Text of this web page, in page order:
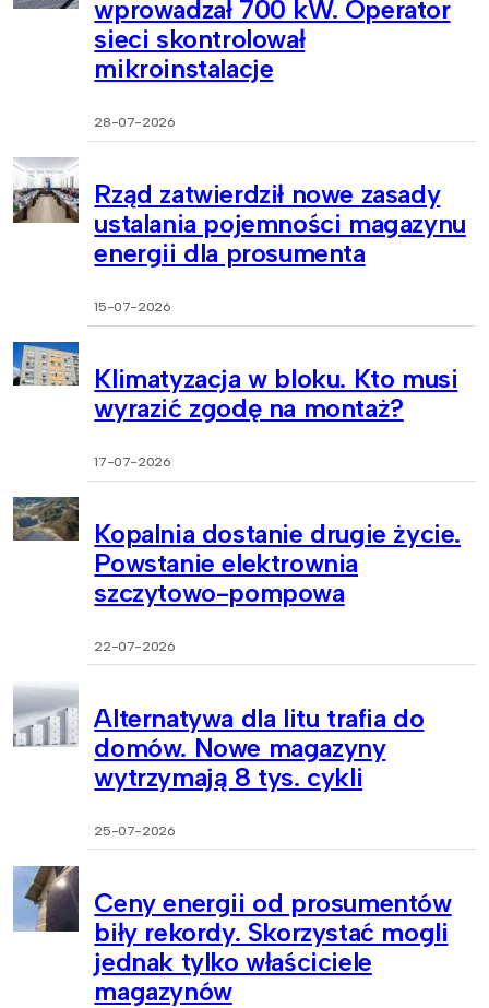
wprowadzał 700 kW. Operator
sieci skontrolował
mikroinstalacje
28-07-2026
Rząd zatwierdził nowe zasady
ustalania pojemności magazynu
energii dla prosumenta
15-07-2026
Klimatyzacja w bloku. Kto musi
wyrazić zgodę na montaż?
17-07-2026
Kopalnia dostanie drugie życie.
Powstanie elektrownia
szczytowo-pompowa
22-07-2026
Alternatywa dla litu trafia do
domów. Nowe magazyny
wytrzymają 8 tys. cykli
25-07-2026
Ceny energii od prosumentów
biły rekordy. Skorzystać mogli
jednak tylko właściciele
magazynów